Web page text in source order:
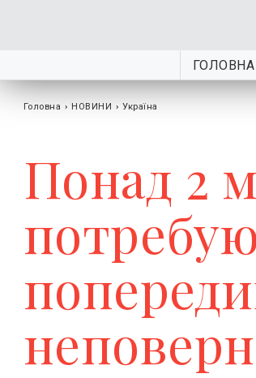
ГОЛОВНА
Головна › НОВИНИ › Україна
Понад 2